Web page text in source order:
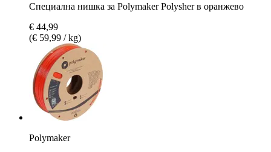
Специална нишка за Polymaker Polysher в оранжево
€ 44,99
(€ 59,99 / kg)
Polymaker